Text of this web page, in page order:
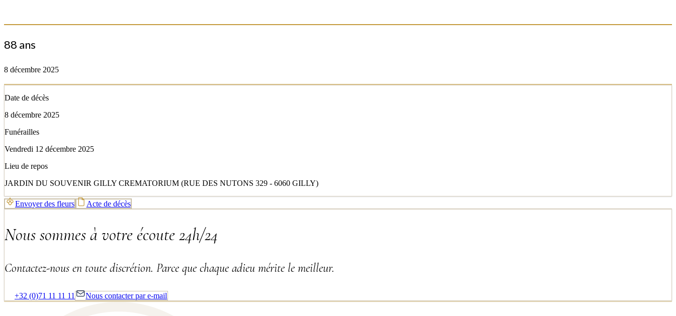
88 ans
8 décembre 2025
Date de décès
8 décembre 2025
Funérailles
Vendredi 12 décembre 2025
Lieu de repos
JARDIN DU SOUVENIR GILLY CREMATORIUM (RUE DES NUTONS 329 - 6060 GILLY)
Envoyer des fleurs Acte de décès
Nous sommes à votre écoute 24h/24
Contactez-nous en toute discrétion. Parce que chaque adieu mérite le meilleur.
+32 (0)71 11 11 11 Nous contacter par e-mail